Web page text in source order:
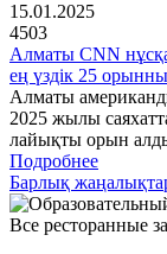
15.01.2025
4503
Алматы CNN
ең үздік 25
Алматы
2025 жылы
лайықты орын
Подробнее
Барлық
Все ресторанные